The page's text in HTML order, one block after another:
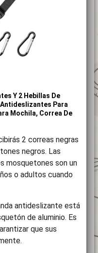
Y 2 Hebillas De
Para
Mochila, Correa De
2 correas negras
negros. Las
mosquetones son un
o adultos cuando
antideslizante está
de aluminio. Es
que sus